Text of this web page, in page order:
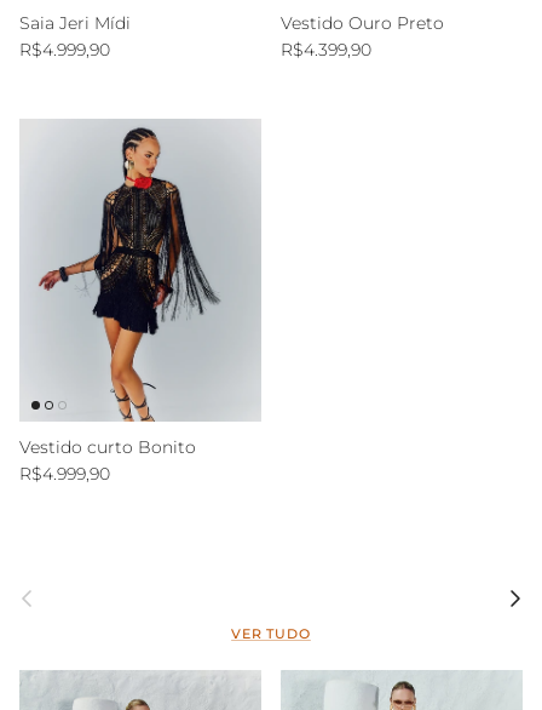
Saia Jeri Mídi
Preço normal
R$4.999,90
Vestido Ouro Preto
Preço normal
R$4.399,90
Vestido curto Bonito
Preço normal
R$4.999,90
Anterior
VER TUDO